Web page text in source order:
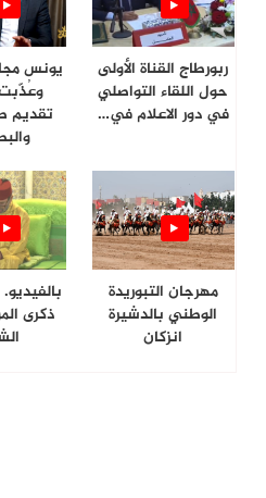
ربورطاج القناة الأولى
حول اللقاء التواصلي
في دور الاعلام في…
يونس
تقديم
مهرجان التبوريدة
الوطني بالدشيرة
انزكان
ذكرى